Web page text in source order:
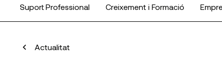
Suport Professional Creixement i Formació
Actualitat